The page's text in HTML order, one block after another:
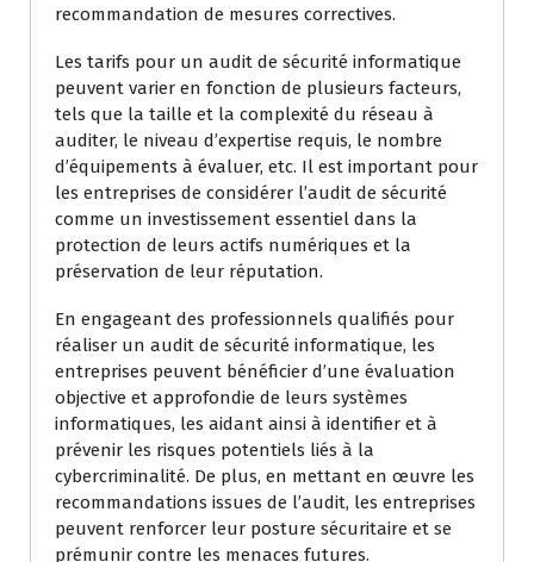
recommandation de mesures correctives.
Les tarifs pour un audit de sécurité informatique
peuvent varier en fonction de plusieurs facteurs,
tels que la taille et la complexité du réseau à
auditer, le niveau d’expertise requis, le nombre
d’équipements à évaluer, etc. Il est important pour
les entreprises de considérer l’audit de sécurité
comme un investissement essentiel dans la
protection de leurs actifs numériques et la
préservation de leur réputation.
En engageant des professionnels qualifiés pour
réaliser un audit de sécurité informatique, les
entreprises peuvent bénéficier d’une évaluation
objective et approfondie de leurs systèmes
informatiques, les aidant ainsi à identifier et à
prévenir les risques potentiels liés à la
cybercriminalité. De plus, en mettant en œuvre les
recommandations issues de l’audit, les entreprises
peuvent renforcer leur posture sécuritaire et se
prémunir contre les menaces futures.